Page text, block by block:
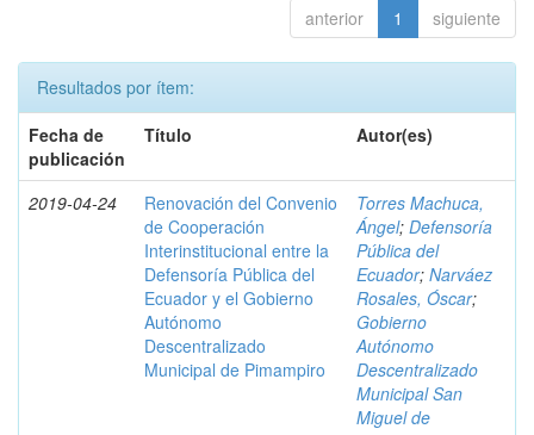
anterior 1 siguiente
Resultados por ítem:
Fecha de
publicación
Título Autor(es)
2019-04-24
Renovación del Convenio
de Cooperación
Interinstitucional entre la
Defensoría Pública del
Ecuador y el Gobierno
Autónomo
Descentralizado
Municipal de Pimampiro
Torres Machuca,
Ángel; Defensoría
Pública del
Ecuador; Narváez
Rosales, Óscar;
Gobierno
Autónomo
Descentralizado
Municipal San
Miguel de